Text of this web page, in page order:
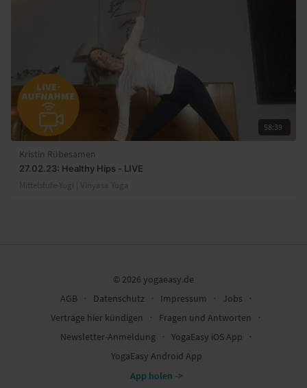
58:39
Kristin Rübesamen
27.02.23: Healthy Hips - LIVE
Mittelstufe-Yogi | Vinyasa Yoga
© 2026 yogaeasy.de
AGB
∙ Datenschutz ∙ Impressum ∙ Jobs
∙
Verträge hier kündigen
∙ Fragen und Antworten
∙
Newsletter-Anmeldung
∙ YogaEasy iOS App
∙
YogaEasy Android App
App holen ->